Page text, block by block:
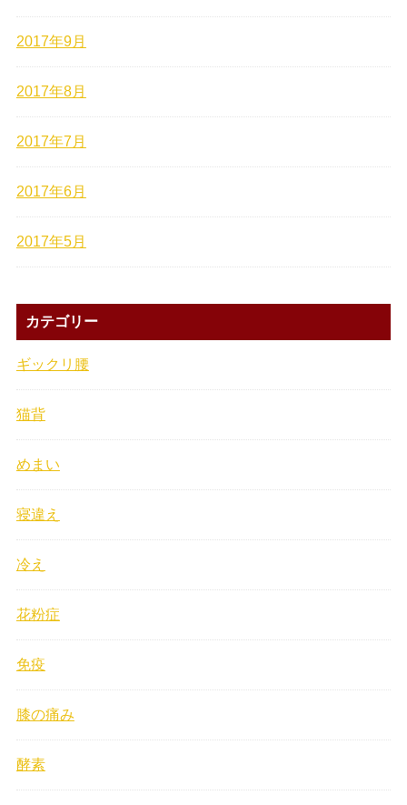
2017年9月
2017年8月
2017年7月
2017年6月
2017年5月
カテゴリー
ギックリ腰
猫背
めまい
寝違え
冷え
花粉症
免疫
膝の痛み
酵素